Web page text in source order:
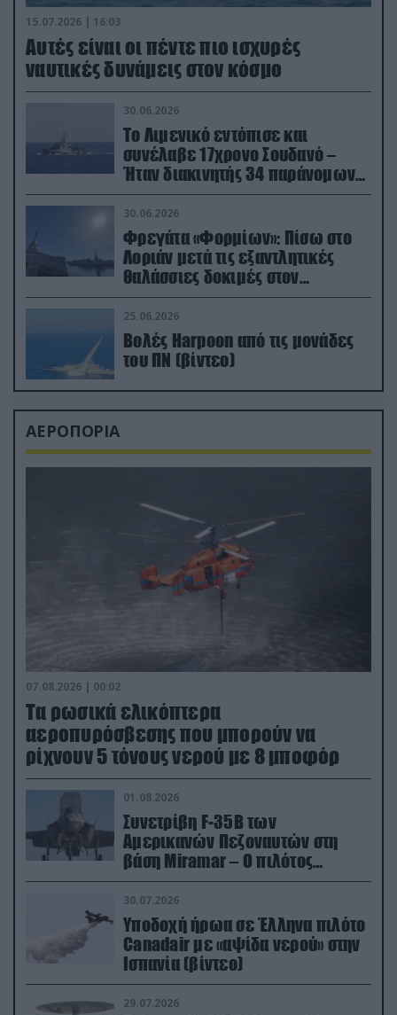
15.07.2026 | 16:03
Aυτές είναι οι πέντε πιο ισχυρές
ναυτικές δυνάμεις στον κόσμο
30.06.2026
Το Λιμενικό εντόπισε και
συνέλαβε 17χρονο Σουδανό –
Ήταν διακινητής 34 παράνομων
μεταναστών
30.06.2026
Φρεγάτα «Φορμίων»: Πίσω στο
Λοριάν μετά τις εξαντλητικές
θαλάσσιες δοκιμές στον
απαιτητικό Βισκαϊκό
25.06.2026
Βολές Harpoon από τις μονάδες
του ΠΝ (βίντεο)
ΑΕΡΟΠΟΡΙΑ
07.08.2026 | 00:02
Τα ρωσικά ελικόπτερα
αεροπυρόσβεσης που μπορούν να
ρίχνουν 5 τόνους νερού με 8 μποφόρ
01.08.2026
Συνετρίβη F-35B των
Αμερικανών Πεζοναυτών στη
βάση Miramar – Ο πιλότος
εκτινάχθηκε εγκαίρως
30.07.2026
Υποδοχή ήρωα σε Έλληνα πιλότο
Canadair με «αψίδα νερού» στην
Ισπανία (βίντεο)
29.07.2026